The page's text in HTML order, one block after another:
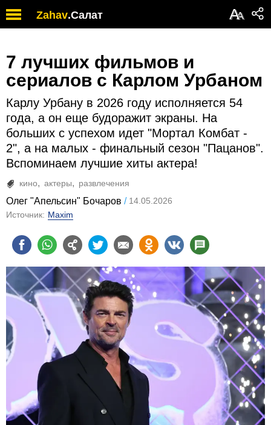
Zahav.Салат АА
сериалов с Карлом Урбаном
Карлу Урбану в 2026 году исполняется 54
года, а он еще будоражит экраны. На
больших с успехом идет "Мортал Комбат -
2", а на малых - финальный сезон "Пацанов".
Вспоминаем лучшие хиты актера!
кино актеры развлечения
Олег "Апельсин" Бочаров
Источник: